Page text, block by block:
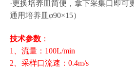
·更换培养皿简便，拿下采集口即可
通用培养皿φ90×15）
技术参数 ：
1、流量：100L/min
2、采样口流速：0.4m/s